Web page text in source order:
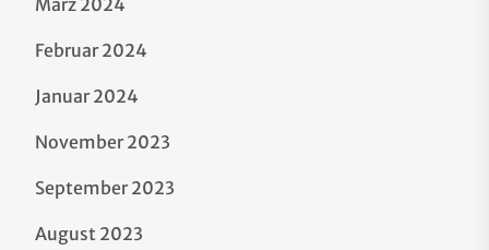
Februar 2024
Januar 2024
November 2023
September 2023
August 2023